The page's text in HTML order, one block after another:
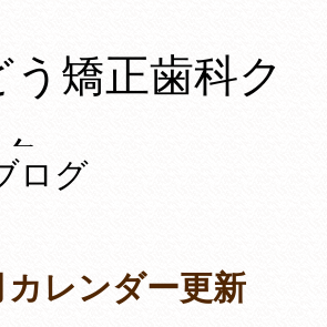
カレンダー更新